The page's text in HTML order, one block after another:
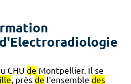
CHU de Montpellier. Il se
, près de l'ensemble des